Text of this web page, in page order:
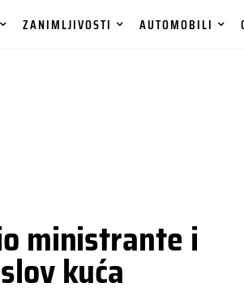
ZANIMLJIVOSTI AUTOMOBILI
ministrante i
kuća